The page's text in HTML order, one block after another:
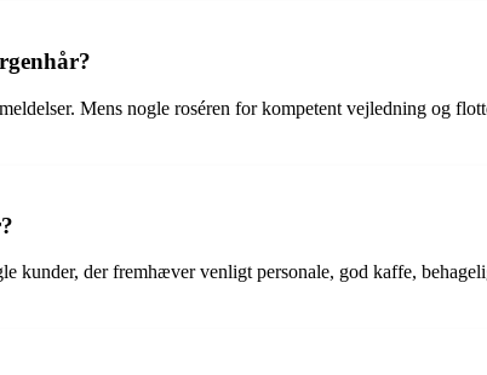
Mens nogle roséren for kompetent vejledning og
kunder, der fremhæver venligt personale, god kaffe,